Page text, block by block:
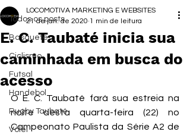
Todos os posts
Basquete
Ciclismo
Futsal
Handebol
Rugby Taubaté
Vôlei
E. C. Taubaté inicia sua
caminhada em busca do
acesso
LOCOMOTIVA MARKETING E WEBSITES
21 de jan. de 2020 1 min de leitura
O E. C. Taubaté fará sua estreia na
noite desta quarta-feira (22) no
Campeonato Paulista da Série A2 de